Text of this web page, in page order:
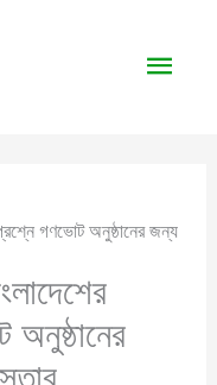
Main
প্রশ্নে গণভোট অনুষ্ঠানের জন্য
অনুষ্ঠানের